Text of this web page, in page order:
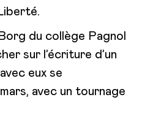
Borg du collège Pagnol
sur l’écriture d’un
eux se
avec un tournage